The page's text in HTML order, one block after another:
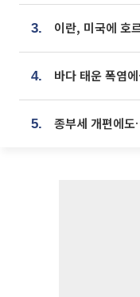
3.
4. 바다 태운 폭염
5.